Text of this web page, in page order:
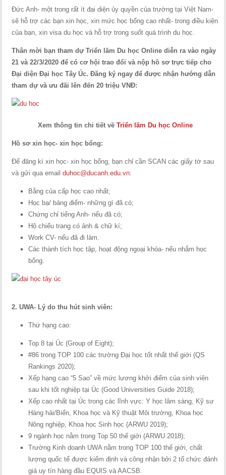
Đức Anh- một trong rất ít đại diện ủy quyền của trường tại Việt Nam-
sẽ hỗ trợ các bạn xin học, xin mức học bổng cao nhất- trong điều kiện
của bạn, xin visa du học và hỗ trợ trong suốt quá trình du học.
Thân mời bạn tham dự Triển lãm Du học Online diễn ra vào ngày
21 và 22/3/2020 để có cơ hội trao đổi và nộp hồ sơ trực tiếp cho
Đại diện Đại học Tây Úc. Đăng ký ngay để được nhận hướng dẫn
tham dự và ưu đãi lên đến 20 triệu VNĐ:
Xem thông tin chi tiết vềTriển lãm Du học Online
Hồ sơ xin học- xin học bổng:
Để đăng kí xin học- xin học bổng, bạn chỉ cần SCAN các giấy tờ sau
và gửi qua emailduhoc@ducanh.edu.vn:
Bằng của cấp học cao nhất;
Học bạ/ bảng điểm- những gì đã có;
Chứng chỉ tiếng Anh- nếu đã có;
Hộ chiếu trang có ảnh & chữ kí;
Work CV- nếu đã đi làm.
Các thành tích học tập, hoạt động ngoại khóa- nếu nhắm học
bổng.
2. UWA- Lý do thu hút sinh viên:
Thứ hạng cao:
Top 8 tại Úc (Group of Eight);
#86 trong TOP 100 các trường Đại học tốt nhất thế giới (QS
Rankings 2020);
Xếp hạng cao “5 Sao” về mức lương khởi điểm của sinh viên
sau khi tốt nghiệp tại Úc (Good Universities Guide 2018);
Xếp cao nhất tại Úc trong các lĩnh vực: Y học lâm sàng, Kỹ sư
Hàng hải/Biển, Khoa học và Kỹ thuật Môi trường, Khoa học
Nông nghiệp, Khoa học Sinh học (ARWU 2019);
9 ngành học nằm trong Top 50 thế giới (ARWU 2018);
Trường Kinh doanh UWA nằm trong TOP 100 thế giới, chất
lượng quốc tế được kiểm định và công nhận bởi 2 tổ chức đánh
giá uy tín hàng đầu EQUIS và AACSB.